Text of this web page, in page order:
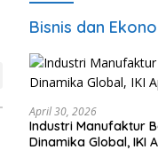
Bisnis dan
April 30, 2026
Industri Manufaktur
Dinamika Global, IKI